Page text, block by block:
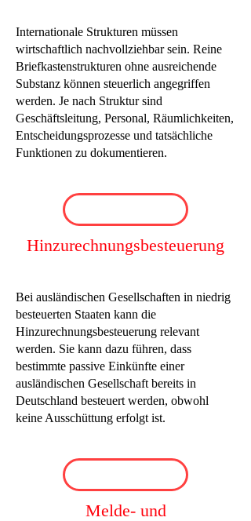
Internationale Strukturen müssen
wirtschaftlich nachvollziehbar sein. Reine
Briefkastenstrukturen ohne ausreichende
Substanz können steuerlich angegriffen
werden. Je nach Struktur sind
Geschäftsleitung, Personal, Räumlichkeiten,
Entscheidungsprozesse und tatsächliche
Funktionen zu dokumentieren.
Hinzurechnungsbesteuerung
Bei ausländischen Gesellschaften in niedrig
besteuerten Staaten kann die
Hinzurechnungsbesteuerung relevant
werden. Sie kann dazu führen, dass
bestimmte passive Einkünfte einer
ausländischen Gesellschaft bereits in
Deutschland besteuert werden, obwohl
keine Ausschüttung erfolgt ist.
Melde- und